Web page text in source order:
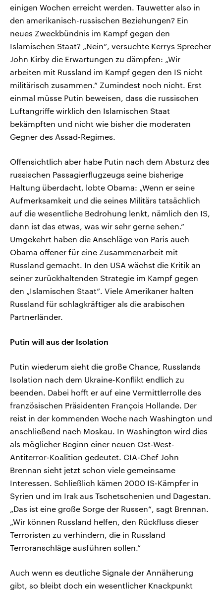
einigen Wochen erreicht werden. Tauwetter also in
den amerikanisch-russischen Beziehungen? Ein
neues Zweckbündnis im Kampf gegen den
Islamischen Staat? „Nein“, versuchte Kerrys Sprecher
John Kirby die Erwartungen zu dämpfen: „Wir
arbeiten mit Russland im Kampf gegen den IS nicht
militärisch zusammen.“ Zumindest noch nicht. Erst
einmal müsse Putin beweisen, dass die russischen
Luftangriffe wirklich den Islamischen Staat
bekämpften und nicht wie bisher die moderaten
Gegner des Assad-Regimes.
Offensichtlich aber habe Putin nach dem Absturz des
russischen Passagierflugzeugs seine bisherige
Haltung überdacht, lobte Obama: „Wenn er seine
Aufmerksamkeit und die seines Militärs tatsächlich
auf die wesentliche Bedrohung lenkt, nämlich den IS,
dann ist das etwas, was wir sehr gerne sehen.“
Umgekehrt haben die Anschläge von Paris auch
Obama offener für eine Zusammenarbeit mit
Russland gemacht. In den USA wächst die Kritik an
seiner zurückhaltenden Strategie im Kampf gegen
den „Islamischen Staat“. Viele Amerikaner halten
Russland für schlagkräftiger als die arabischen
Partnerländer.
Putin will aus der Isolation
Putin wiederum sieht die große Chance, Russlands
Isolation nach dem Ukraine-Konflikt endlich zu
beenden. Dabei hofft er auf eine Vermittlerrolle des
französischen Präsidenten François Hollande. Der
reist in der kommenden Woche nach Washington und
anschließend nach Moskau. In Washington wird dies
als möglicher Beginn einer neuen Ost-West-
Antiterror-Koalition gedeutet. CIA-Chef John
Brennan sieht jetzt schon viele gemeinsame
Interessen. Schließlich kämen 2000 IS-Kämpfer in
Syrien und im Irak aus Tschetschenien und Dagestan.
„Das ist eine große Sorge der Russen“, sagt Brennan.
„Wir können Russland helfen, den Rückfluss dieser
Terroristen zu verhindern, die in Russland
Terroranschläge ausführen sollen.“
Auch wenn es deutliche Signale der Annäherung
gibt, so bleibt doch ein wesentlicher Knackpunkt